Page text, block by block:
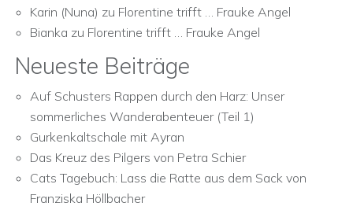
Karin (Nuna) zu Florentine trifft … Frauke Angel
Bianka zu Florentine trifft … Frauke Angel
Neueste Beiträge
Auf Schusters Rappen durch den Harz: Unser
sommerliches Wanderabenteuer (Teil 1)
Gurkenkaltschale mit Ayran
Das Kreuz des Pilgers von Petra Schier
Cats Tagebuch: Lass die Ratte aus dem Sack von
Franziska Höllbacher